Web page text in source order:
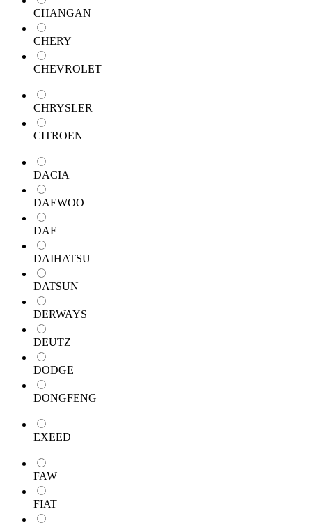
CHANGAN
CHERY
CHEVROLET
CHRYSLER
CITROEN
DACIA
DAEWOO
DAF
DAIHATSU
DATSUN
DERWAYS
DEUTZ
DODGE
DONGFENG
EXEED
FAW
FIAT